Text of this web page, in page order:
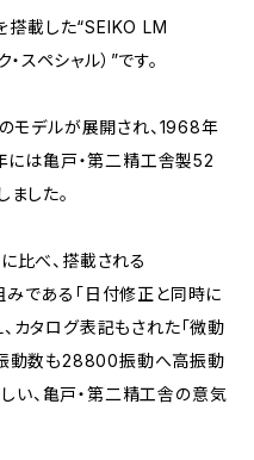
搭載した“SEIKO LM
スペシャル）”です。
モデルが展開され、1968年
は亀戸・第二精工舎製52
した。
比べ、搭載される
である「日付修正と同時に
カタログ表記もされた「微動
振動数も28800振動へ高振動
い、亀戸・第二精工舎の意気